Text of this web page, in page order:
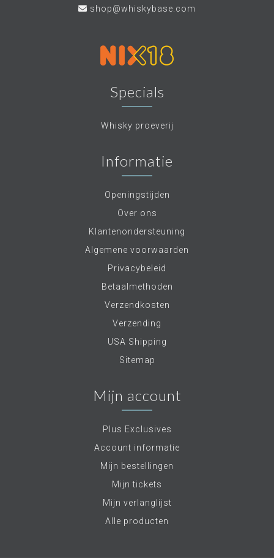
shop@whiskybase.com
Specials
Whisky proeverij
Informatie
Openingstijden
Over ons
Klantenondersteuning
Algemene voorwaarden
Privacybeleid
Betaalmethoden
Verzendkosten
Verzending
USA Shipping
Sitemap
Mijn account
Plus Exclusives
Account informatie
Mijn bestellingen
Mijn tickets
Mijn verlanglijst
Alle producten